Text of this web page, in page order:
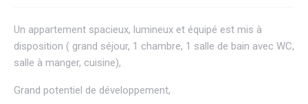
Un appartement spacieux, lumineux et équipé est mis à
disposition ( grand séjour, 1 chambre, 1 salle de bain avec WC,
salle à manger, cuisine),
Grand potentiel de développement,